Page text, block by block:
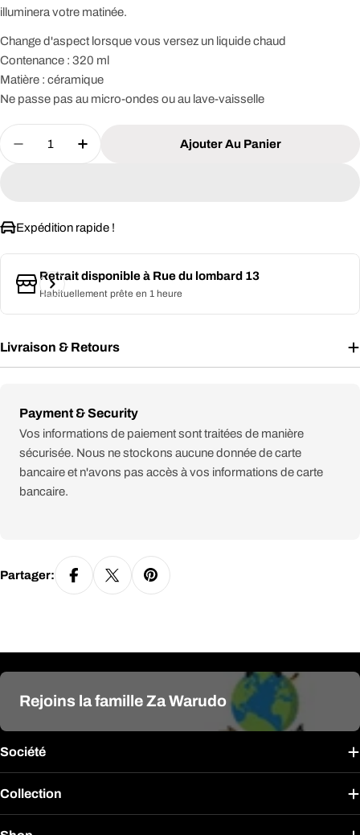
illuminera votre matinée.
Change d'aspect lorsque vous versez un liquide chaud
Contenance : 320 ml
Matière : céramique
Ne passe pas au micro-ondes ou au lave-vaisselle
Quantité
Diminuer La Quantité Pour BT21 - Mug
Augmenter La Quantité Pour BT21 -
Ajouter Au Panier
Expédition rapide !
Retrait disponible à Rue du lombard 13
Habituellement prête en 1 heure
Livraison & Retours
Payment & Security
Modes
de
paiement
Vos informations de paiement sont traitées de manière
sécurisée. Nous ne stockons aucune donnée de carte
bancaire et n'avons pas accès à vos informations de carte
bancaire.
Partager:
Rejoins la famille Za Warudo
Société
Collection